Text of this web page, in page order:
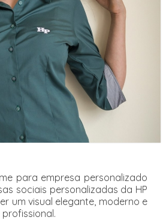
para empresa personalizado
sociais personalizadas da HP
um visual elegante, moderno e